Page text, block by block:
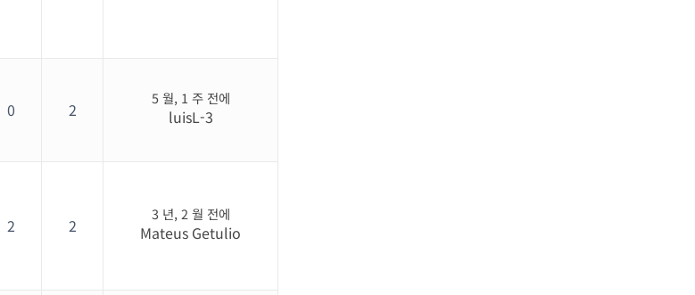
0 2
5 월, 1 주 전에
luisL-3
2 2
3 년, 2 월 전에
Mateus Getulio